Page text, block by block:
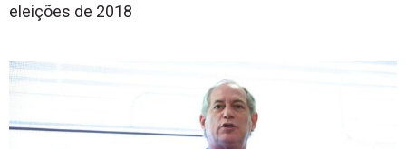
eleições de 2018